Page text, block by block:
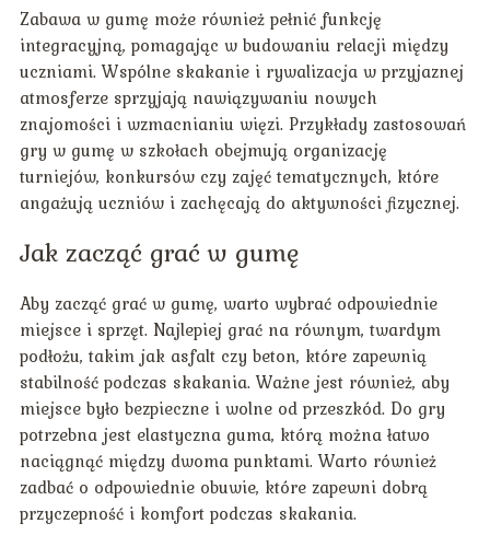
Zabawa w gumę może również pełnić funkcję
integracyjną, pomagając w budowaniu relacji między
uczniami. Wspólne skakanie i rywalizacja w przyjaznej
atmosferze sprzyjają nawiązywaniu nowych
znajomości i wzmacnianiu więzi. Przykłady zastosowań
gry w gumę w szkołach obejmują organizację
turniejów, konkursów czy zajęć tematycznych, które
angażują uczniów i zachęcają do aktywności fizycznej.
Jak zacząć grać w gumę
Aby zacząć grać w gumę, warto wybrać odpowiednie
miejsce i sprzęt. Najlepiej grać na równym, twardym
podłożu, takim jak asfalt czy beton, które zapewnią
stabilność podczas skakania. Ważne jest również, aby
miejsce było bezpieczne i wolne od przeszkód. Do gry
potrzebna jest elastyczna guma, którą można łatwo
naciągnąć między dwoma punktami. Warto również
zadbać o odpowiednie obuwie, które zapewni dobrą
przyczepność i komfort podczas skakania.